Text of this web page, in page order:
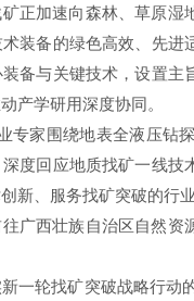
正加速向森林、草原
装备的绿色高效、先
备与关键技术，设置
产学研用深度协同。
专家围绕地表全液压钻
度回应地质找矿一线
新、服务找矿突破的行
广西壮族自治区自然
一轮找矿突破战略行动